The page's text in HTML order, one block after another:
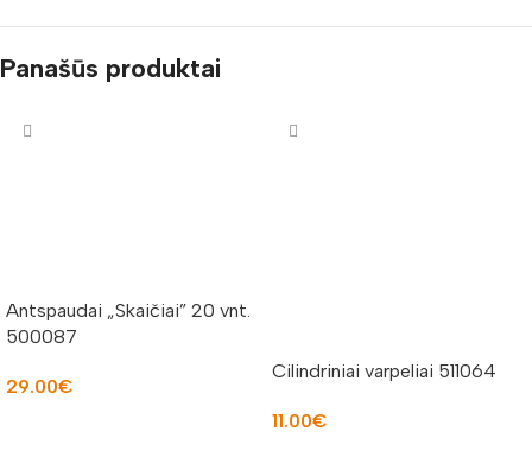
Panašūs produktai
Antspaudai „Skaičiai” 20 vnt.
500087
29.00€
Cilindriniai varpeliai 511064
11.00€